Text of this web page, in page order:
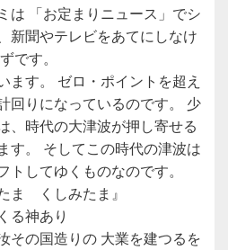
は 「お定まりニュース」でシ
新聞やテレビをあてにしなけ
です。
ます。 ゼロ・ポイントを超え
回りになっているのです。 少
、時代の大津波が押し寄せる
す。 そしてこの時代の津波は
してゆくものなのです。
ま くしみたま』
る神あり
その国造りの 大業を建つるを